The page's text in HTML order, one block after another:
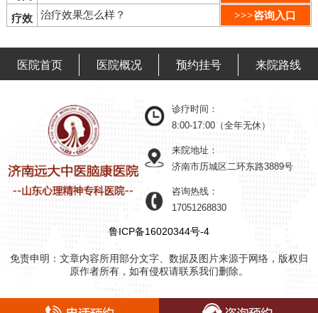
疗效 治疗效果怎么样？ >>>咨询入口
医院首页 医院概况 预约挂号 来院路线
诊疗时间：
8:00-17:00（全年无休）
来院地址：
济南市历城区二环东路3889号
咨询热线：
17051268830
鲁ICP备16020344号-4
免责申明：文章内容所用部分文字、数据及图片来源于网络，版权归
原作者所有，如有侵权请联系我们删除。